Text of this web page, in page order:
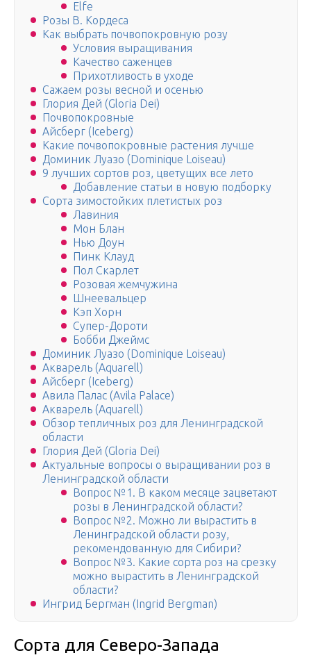
Elfe
Розы В. Кордеса
Как выбрать почвопокровную розу
Условия выращивания
Качество саженцев
Прихотливость в уходе
Сажаем розы весной и осенью
Глория Дей (Gloria Dei)
Почвопокровные
Айсберг (Iceberg)
Какие почвопокровные растения лучше
Доминик Луазо (Dominique Loiseau)
9 лучших сортов роз, цветущих все лето
Добавление статьи в новую подборку
Сорта зимостойких плетистых роз
Лавиния
Мон Блан
Нью Доун
Пинк Клауд
Пол Скарлет
Розовая жемчужина
Шнеевальцер
Кэп Хорн
Супер-Дороти
Бобби Джеймс
Доминик Луазо (Dominique Loiseau)
Акварель (Aquarell)
Айсберг (Iceberg)
Авила Палас (Avila Palace)
Акварель (Aquarell)
Обзор тепличных роз для Ленинградской
области
Глория Дей (Gloria Dei)
Актуальные вопросы о выращивании роз в
Ленинградской области
Вопрос №1. В каком месяце зацветают
розы в Ленинградской области?
Вопрос №2. Можно ли вырастить в
Ленинградской области розу,
рекомендованную для Сибири?
Вопрос №3. Какие сорта роз на срезку
можно вырастить в Ленинградской
области?
Ингрид Бергман (Ingrid Bergman)
Сорта для Северо-Запада